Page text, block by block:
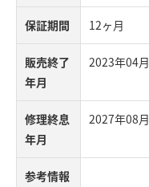
保証期間 12ヶ月
販売終了
年月
2023年04月
修理終息
年月
2027年08月
参考情報